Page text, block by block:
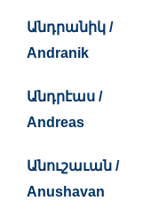
Անդրանիկ /
Andranik
Անդրէաս /
Andreas
Անուշաւան /
Anushavan